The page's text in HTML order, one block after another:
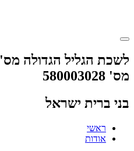
מס' 580003028
בני ברית ישראל
ראשי
אודות